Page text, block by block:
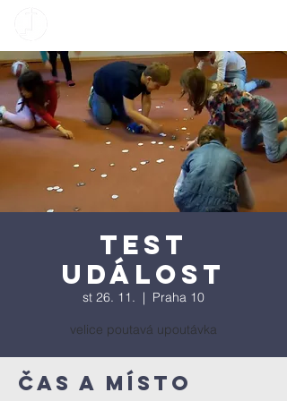
Test
událost
st 26. 11.
  |
Praha 10
velice poutavá upoutávka
Čas a místo